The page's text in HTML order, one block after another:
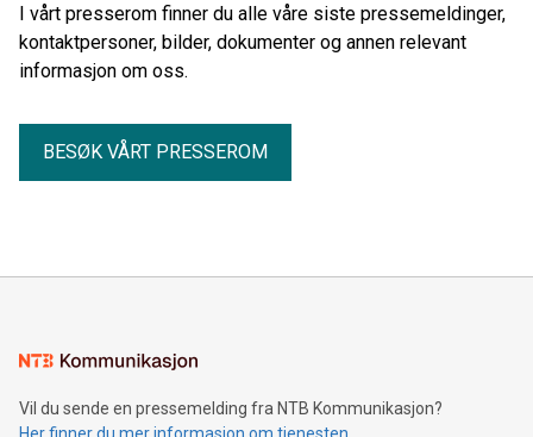
I vårt presserom finner du alle våre siste pressemeldinger,
kontaktpersoner, bilder, dokumenter og annen relevant
informasjon om oss.
BESØK VÅRT PRESSEROM
Vil du sende en pressemelding fra NTB Kommunikasjon?
Her finner du mer informasjon om tjenesten